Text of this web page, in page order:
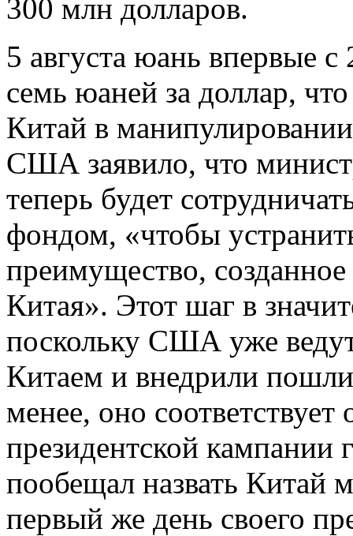
300 млн долларов.
5 августа юань впервые
семь юаней за доллар,
Китай в
США заявило, что
теперь будет
фондом, «чтобы
преимущество,
Китая». Этот шаг в
поскольку США уже
Китаем и внедрили
менее, оно
президентской
пообещал назвать Китай
первый же день своего